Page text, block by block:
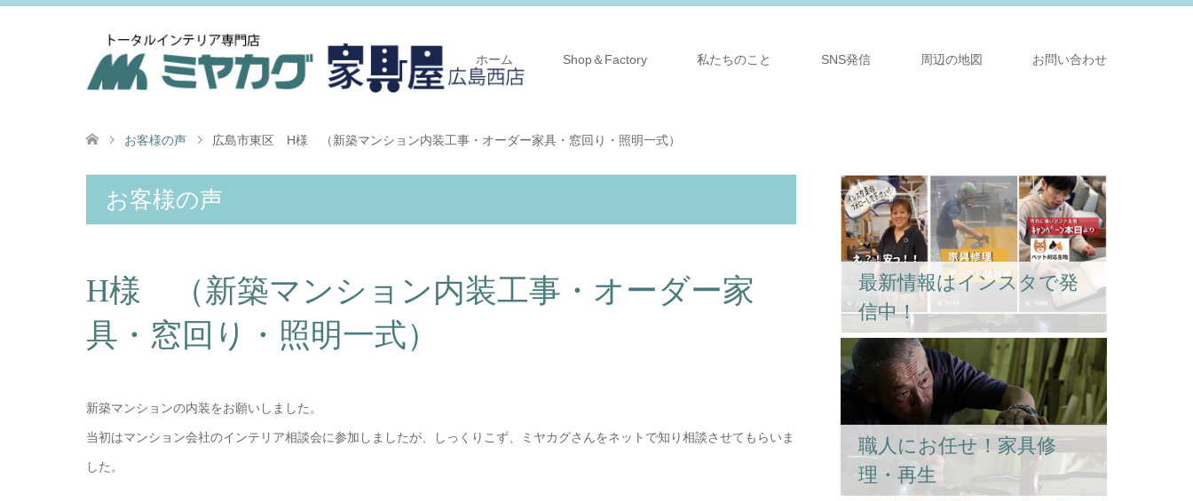
ホーム Shop＆Factory 私たちのこと SNS発信 周辺の地図 お問い合わせ
お客様の声 広島市東区 H様 （新築マンション内装工事・オーダー家具・窓回り・照明一式）
お客様の声
H様 （新築マンション内装工事・オーダー家
具・窓回り・照明一式）
新築マンションの内装をお願いしました。
当初はマンション会社のインテリア相談会に参加しましたが、しっくりこず、ミヤカグさんをネットで知り相談させてもらいま
した。
最新情報はインスタで発
信中！
職人にお任せ！家具修
理・再生